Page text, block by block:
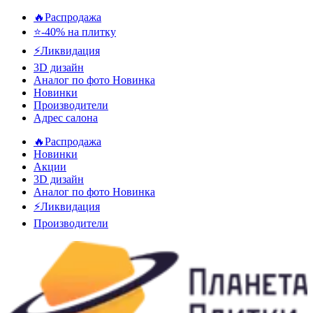
🔥Распродажа
⭐-40% на плитку
⚡️Ликвидация
3D дизайн
Аналог по фото Новинка
Новинки
Производители
Адрес салона
🔥Распродажа
Новинки
Акции
3D дизайн
Аналог по фото Новинка
⚡Ликвидация
Производители